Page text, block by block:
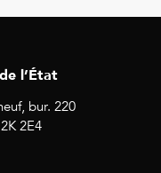
l’État
bur. 220
2E4